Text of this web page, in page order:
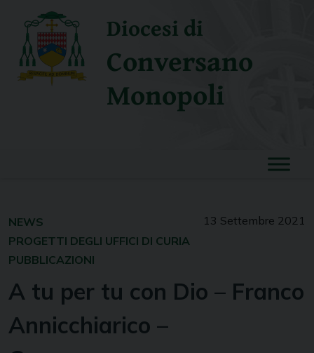
content
Diocesi di
Conversano
Monopoli
13 Settembre 2021
NEWS
PROGETTI DEGLI UFFICI DI CURIA
PUBBLICAZIONI
A tu per tu con Dio – Franco
Annicchiarico –